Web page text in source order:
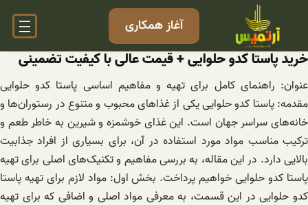
آغاز همکاری
خرید پاستا کدو حلوایی + قیمت عالی با کیفیت تضمینی
عنوان: راهنمای کامل برای تهیه و مفاهیم اساسی پاستا کدو حلوایی
مقدمه: پاستا کدو حلوایی یکی از غذاهای محبوب و متنوع در رستوران‌ها و
خانه‌های سراسر جهان است. این غذای خوشمزه و شیرین به خاطر طعم و
ترکیب مناسب مواد مورد استفاده در آن، برای بسیاری از افراد جذابیت
بالایی دارد. در این مقاله، به بررسی مفاهیم و تکنیک‌های اصلی برای تهیه
پاستا کدو حلوایی خواهیم پرداخت. بخش اول: مواد لازم برای تهیه پاستا
کدو حلوایی در این قسمت، به معرفی مواد اصلی و اضافی که برای تهیه